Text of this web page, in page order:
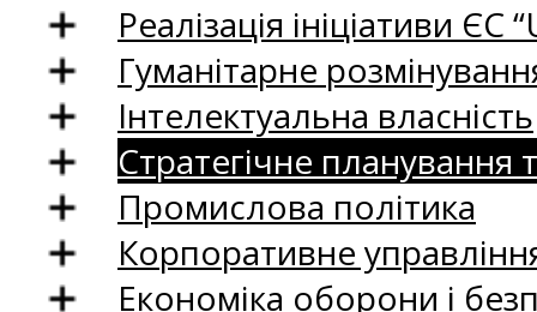
Реалізація ініціативи ЄС
Гуманітарне
Інтелектуальна власність
Стратегічне
Промислова політика
Корпоративне
Економіка оборони і